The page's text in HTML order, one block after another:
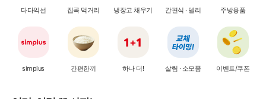
다다익선 집콕 먹거리 냉장고 채우기 간편식 · 델리 주방용품
simplus 간편한끼 하나 더! 살림 · 소모품 이벤트/쿠폰